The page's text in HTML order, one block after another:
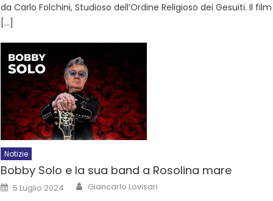
da Carlo Folchini, Studioso dell’Ordine Religioso dei Gesuiti. Il film
[…]
Notizie
Bobby Solo e la sua band a Rosolina mare
5 Luglio 2024 Giancarlo Lovisari